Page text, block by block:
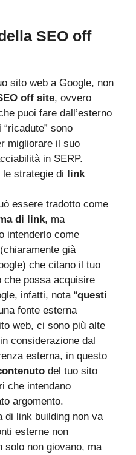
SEO off
sito web a Google, non
off site, ovvero
puoi fare dall’esterno
sono
migliorare il suo
in SERP.
strategie di link
essere tradotto come
di link, ma
intenderlo come
già
che citano il tuo
che possa acquisire
infatti, nota “questi
fonte esterna
web, ci sono più alte
considerazione dal
esterna, in questo
del tuo sito
che intendano
argomento.
di link building non va
esterne non
solo non giovano, ma